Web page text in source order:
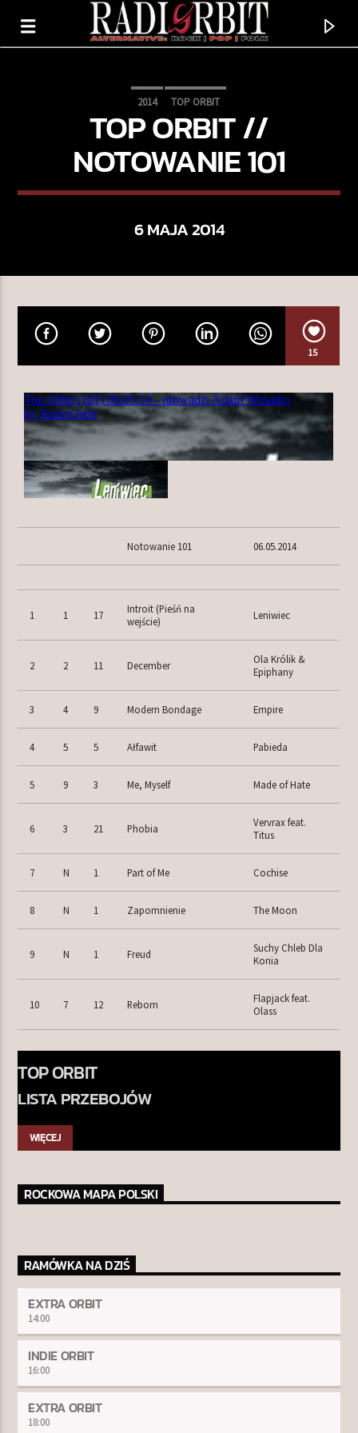
CLARION
TASHA
TERAZ W RAMÓWCE
INDIE ORBIT
12:00 14:00
EXTRA ORBIT
16:00
2014 TOP ORBIT
TOP ORBIT //
NOTOWANIE 101
6 MAJA 2014
15
Notowanie 101 06.05.2014
1 1 17
Introit (Pieśń na
wejście)
Leniwiec
2 2 11 December
Ola Królik &
Epiphany
3 4 9 Modern Bondage Empire
4 5 5 Ałfawit Pabieda
5 9 3 Me, Myself Made of Hate
6 3 21 Phobia
Vervrax feat.
Titus
7 N 1 Part of Me Cochise
8 N 1 Zapomnienie The Moon
9 N 1 Freud
Suchy Chleb Dla
Konia
10 7 12 Reborn
Flapjack feat.
Olass
TOP ORBIT
LISTA PRZEBOJÓW
WIĘCEJ
ROCKOWA MAPA POLSKI
RAMÓWKA NA DZIŚ
EXTRA ORBIT
14:00
INDIE ORBIT
16:00
EXTRA ORBIT
18:00